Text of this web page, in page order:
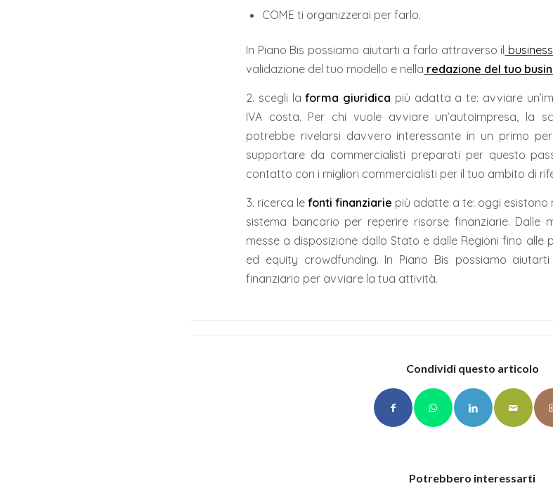
COME ti organizzerai per farlo.
In Piano Bis possiamo aiutarti a farlo attraverso il
validazione del tuo modello e nella redazione del tuo
2. scegli laforma giuridica più adatta a te: avviare
IVA costa. Per chi vuole avviare un’autoimpresa, la
potrebbe rivelarsi davvero interessante in un primo
supportare da commercialisti preparati per questo
contatto con i migliori commercialisti per il tuo ambito di
3. ricerca lefonti finanziarie più adatte a te: oggi esistono
sistema bancario per reperire risorse finanziarie. Dalle
messe a disposizione dallo Stato e dalle Regioni fino
ed equity crowdfunding. In Piano Bis possiamo
finanziario per avviare la tua attività.
Condividi questo articolo
Potrebbero interessarti